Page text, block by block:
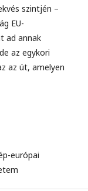
szintjén –
EU-
ad annak
az egykori
az út, amelyen
európai